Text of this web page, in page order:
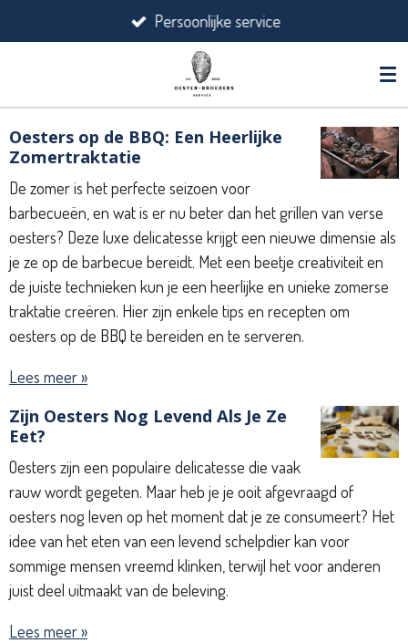
direct
Persoonlijke service
Oesters op de BBQ: Een Heerlijke
Zomertraktatie
De zomer is het perfecte seizoen voor
barbecueën, en wat is er nu beter dan het grillen van verse
oesters? Deze luxe delicatesse krijgt een nieuwe dimensie als
je ze op de barbecue bereidt. Met een beetje creativiteit en
de juiste technieken kun je een heerlijke en unieke zomerse
traktatie creëren. Hier zijn enkele tips en recepten om
oesters op de BBQ te bereiden en te serveren.
Lees meer »
Zijn Oesters Nog Levend Als Je Ze
Eet?
Oesters zijn een populaire delicatesse die vaak
rauw wordt gegeten. Maar heb je je ooit afgevraagd of
oesters nog leven op het moment dat je ze consumeert? Het
idee van het eten van een levend schelpdier kan voor
sommige mensen vreemd klinken, terwijl het voor anderen
juist deel uitmaakt van de beleving.
Lees meer »